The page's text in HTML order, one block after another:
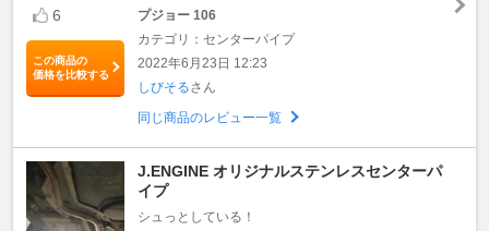
6
この商品の
価格を比較する
プジョー 106
カテゴリ：センターパイプ
2022年6月23日 12:23
しびそるさん
同じ商品のレビュー一覧
J.ENGINE オリジナルステンレスセンターパ
イプ
シュっとしている！